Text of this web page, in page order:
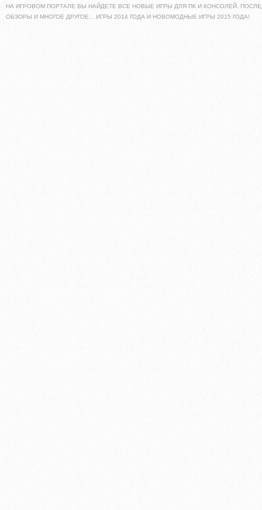
НА ИГРОВОМ ПОРТАЛЕ ВЫ НАЙДЕТЕ ВСЕ НОВЫЕ ИГРЫ ДЛЯ ПК И КОНСОЛЕЙ.
ОБЗОРЫ И МНОГОЕ ДРУГОЕ... ИГРЫ 2014 ГОДА И НОВОМОДНЫЕ ИГРЫ 2015 ГОДА!